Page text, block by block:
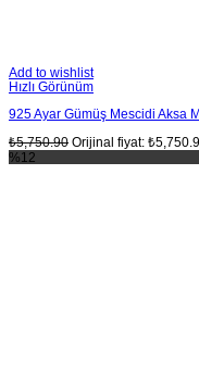
Add to wishlist
Hızlı Görünüm
925 Ayar Gümüş Mescidi Aksa
₺5,750.90 Orijinal fiyat:
%12